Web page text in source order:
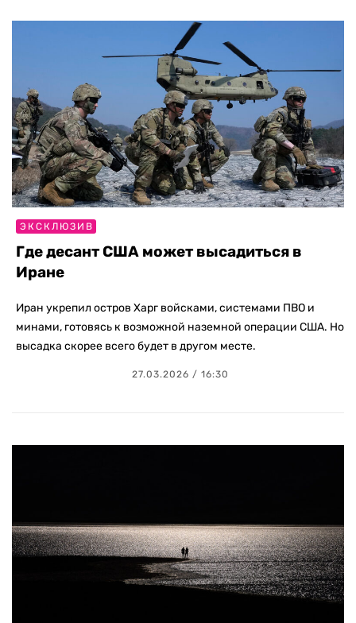
ЭКСКЛЮЗИВ
Где десант США может высадиться в
Иране
Иран укрепил остров Харг войсками, системами ПВО и
минами, готовясь к возможной наземной операции США. Но
высадка скорее всего будет в другом месте.
27.03.2026 / 16:30